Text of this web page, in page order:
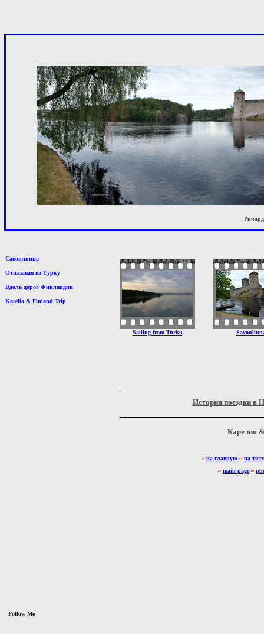
Савонлинна
Отплывая из Турку
Вдоль дорог Финляндии
Karelia & Finland Trip
Sailing from Turku
История поездки в
Карелия
~ на главную ~ на
~ main page ~
Follow Me